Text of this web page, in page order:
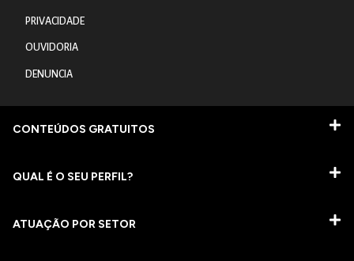
PRIVACIDADE
OUVIDORIA
DENUNCIA
CONTEÚDOS GRATUITOS
QUAL É O SEU PERFIL?
ATUAÇÃO POR SETOR